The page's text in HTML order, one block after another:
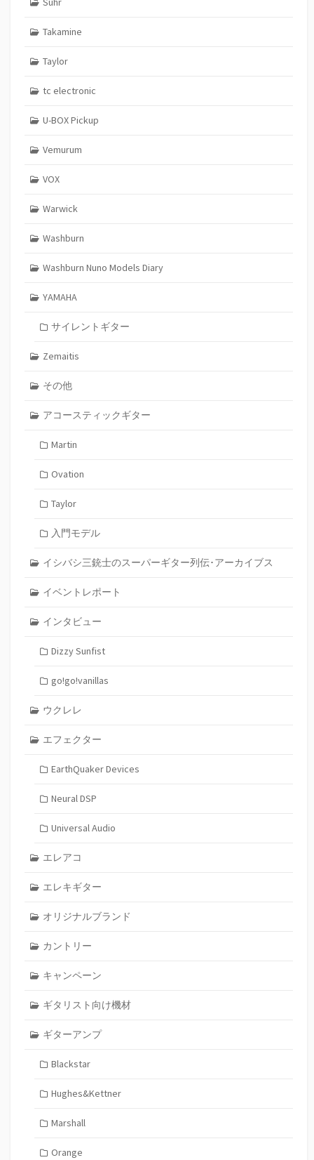
Takamine
Taylor
tc electronic
U-BOX Pickup
Vemurum
VOX
Warwick
Washburn
Washburn Nuno Models Diary
YAMAHA
サイレントギター
Zemaitis
その他
アコースティックギター
Martin
Ovation
Taylor
入門モデル
イシバシ三銃士のスーパーギター列伝･アーカイブス
イベントレポート
インタビュー
Dizzy Sunfist
go!go!vanillas
ウクレレ
エフェクター
EarthQuaker Devices
Neural DSP
Universal Audio
エレアコ
エレキギター
オリジナルブランド
カントリー
キャンペーン
ギタリスト向け機材
ギターアンプ
Blackstar
Hughes&Kettner
Marshall
Orange